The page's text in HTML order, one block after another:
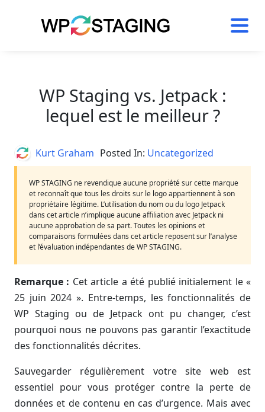
WP Staging vs. Jetpack :
lequel est le meilleur ?
WP STAGING ne revendique aucune propriété sur cette marque
et reconnaît que tous les droits sur le logo appartiennent à son
propriétaire légitime. L’utilisation du nom ou du logo Jetpack
dans cet article n’implique aucune affiliation avec Jetpack ni
aucune approbation de sa part. Toutes les opinions et
comparaisons formulées dans cet article reposent sur l’analyse
et l’évaluation indépendantes de WP STAGING.
Remarque : Cet article a été publié initialement le «
25 juin 2024 ». Entre-temps, les fonctionnalités de
WP Staging ou de Jetpack ont pu changer, c’est
pourquoi nous ne pouvons pas garantir l’exactitude
des fonctionnalités décrites.
Sauvegarder régulièrement votre site web est
essentiel pour vous protéger contre la perte de
données et de contenu en cas d’urgence. Mais avec
AuthorKurt Graham Posted In: Uncategorized